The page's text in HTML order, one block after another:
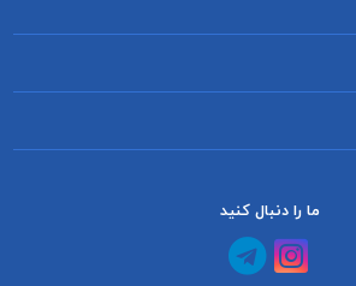
ما را دنبال کنید
کانال آپارات
کانال تلگرام